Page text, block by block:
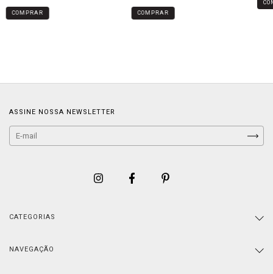
ASSINE NOSSA NEWSLETTER
CATEGORIAS
NAVEGAÇÃO